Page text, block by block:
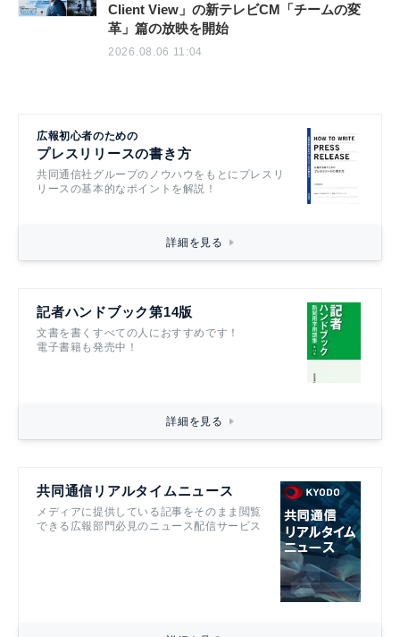
Client View」の新テレビCM「チームの変
革」篇の放映を開始
2026.08.06 11:04
広報初心者のための
プレスリリースの書き方
共同通信社グループのノウハウをもとにプレスリ
リースの基本的なポイントを解説！
詳細を見る
記者ハンドブック第14版
文書を書くすべての人におすすめです！
電子書籍も発売中！
詳細を見る
共同通信リアルタイムニュース
メディアに提供している記事をそのまま閲覧
できる広報部門必見のニュース配信サービス